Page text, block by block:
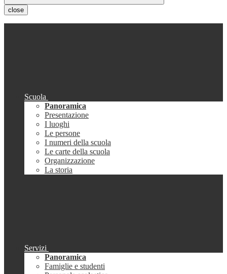
close
Scuola
Panoramica
Presentazione
I luoghi
Le persone
I numeri della scuola
Le carte della scuola
Organizzazione
La storia
Servizi
Panoramica
Famiglie e studenti